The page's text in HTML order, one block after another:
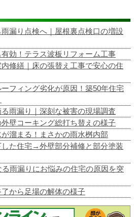
雨漏り点検へ｜屋根裏点検口の増設
有効！テラス波板リフォーム工事
内修繕｜床の張替え工事で安心の住
ーフィング劣化が原因！築50年住宅
る雨漏り｜深刻な被害の現場調査
外壁コーキング総打ち替えの様子
が溜まる！まさかの雨水桝内部
した住宅→外壁部分補修と部分塗装
る雨漏りにお悩みの住宅の原因を突
了から足場の解体の様子